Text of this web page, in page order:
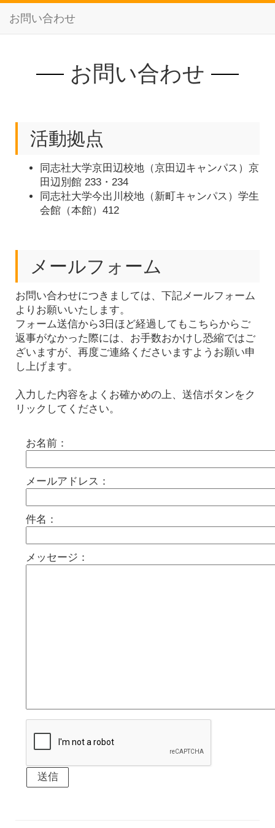
お問い合わせ
お問い合わせ
活動拠点
同志社大学京田辺校地（京田辺キャンパス）京
田辺別館 233・234
同志社大学今出川校地（新町キャンパス）学生
会館（本館）412
メールフォーム
お問い合わせにつきましては、下記メールフォーム
よりお願いいたします。
フォーム送信から3日ほど経過してもこちらからご
返事がなかった際には、お手数おかけし恐縮ではご
ざいますが、再度ご連絡くださいますようお願い申
し上げます。
入力した内容をよくお確かめの上、送信ボタンをク
リックしてください。
お名前：
メールアドレス：
件名：
メッセージ：
送信